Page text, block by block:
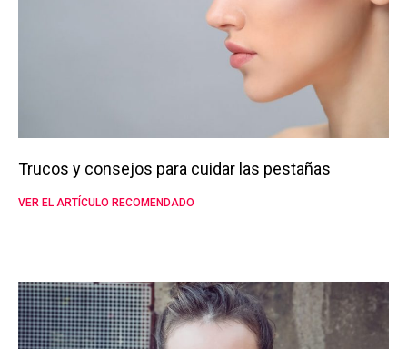
Trucos y consejos para cuidar las pestañas
VER EL ARTÍCULO RECOMENDADO